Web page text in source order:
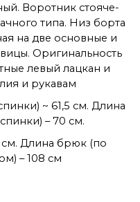
Воротник стояче-
типа. Низ борта
на две основные и
Оригинальность
левый лацкан и
и рукавам
~ 61,5 см. Длина
– 70 см.
см. Длина брюк (по
– 108 см